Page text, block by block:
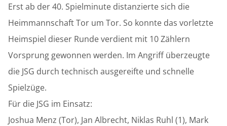
Erst ab der 40. Spielminute distanzierte sich die
Heimmannschaft Tor um Tor. So konnte das vorletzte
Heimspiel dieser Runde verdient mit 10 Zählern
Vorsprung gewonnen werden. Im Angriff überzeugte
die JSG durch technisch ausgereifte und schnelle
Spielzüge.
Für die JSG im Einsatz:
Joshua Menz (Tor), Jan Albrecht, Niklas Ruhl (1), Mark